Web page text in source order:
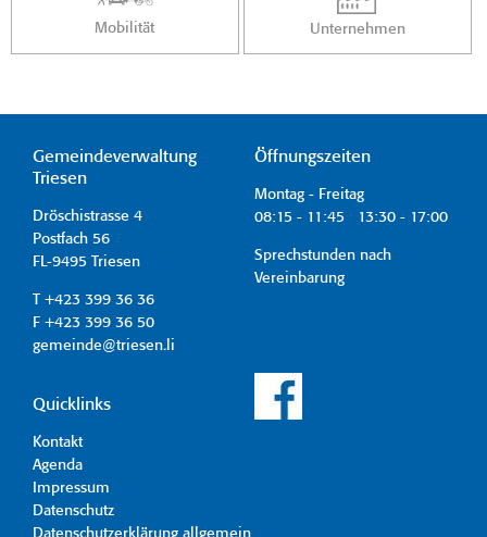
Mobilität Unternehmen
Gemeindeverwaltung
Triesen
Dröschistrasse 4
Postfach 56
FL-9495 Triesen
T +423 399 36 36
F +423 399 36 50
gemeinde@triesen.li
Öffnungszeiten
Montag - Freitag
08:15 - 11:45 13:30 - 17:00
Sprechstunden nach
Vereinbarung
Quicklinks
Kontakt
Agenda
Impressum
Datenschutz